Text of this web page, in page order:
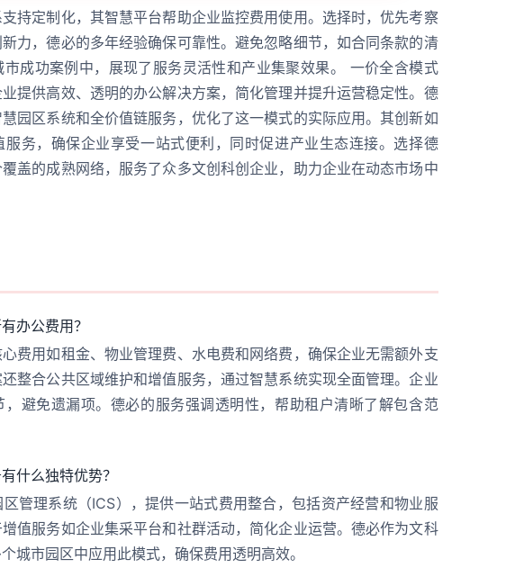
持定制化，其智慧平台帮助企业监控费用使用。选择时，优先考察
力，德必的多年经验确保可靠性。避免忽略细节，如合同条款的清
成功案例中，展现了服务灵活性和产业集聚效果。 一价全含模式
提供高效、透明的办公解决方案，简化管理并提升运营稳定性。德
园区系统和全价值链服务，优化了这一模式的实际应用。其创新如
服务，确保企业享受一站式便利，同时促进产业生态连接。选择德
盖的成熟网络，服务了众多文创科创企业，助力企业在动态市场中
办公费用？
费用如租金、物业管理费、水电费和网络费，确保企业无需额外支
整合公共区域维护和增值服务，通过智慧系统实现全面管理。企业
，避免遗漏项。德必的服务强调透明性，帮助租户清晰了解包含范
什么独特优势？
管理系统（ICS），提供一站式费用整合，包括资产经营和物业服
值服务如企业集采平台和社群活动，简化企业运营。德必作为文科
城市园区中应用此模式，确保费用透明高效。